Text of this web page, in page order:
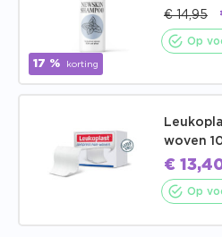
17 % korting
€14,95
Op
woven
€
Op